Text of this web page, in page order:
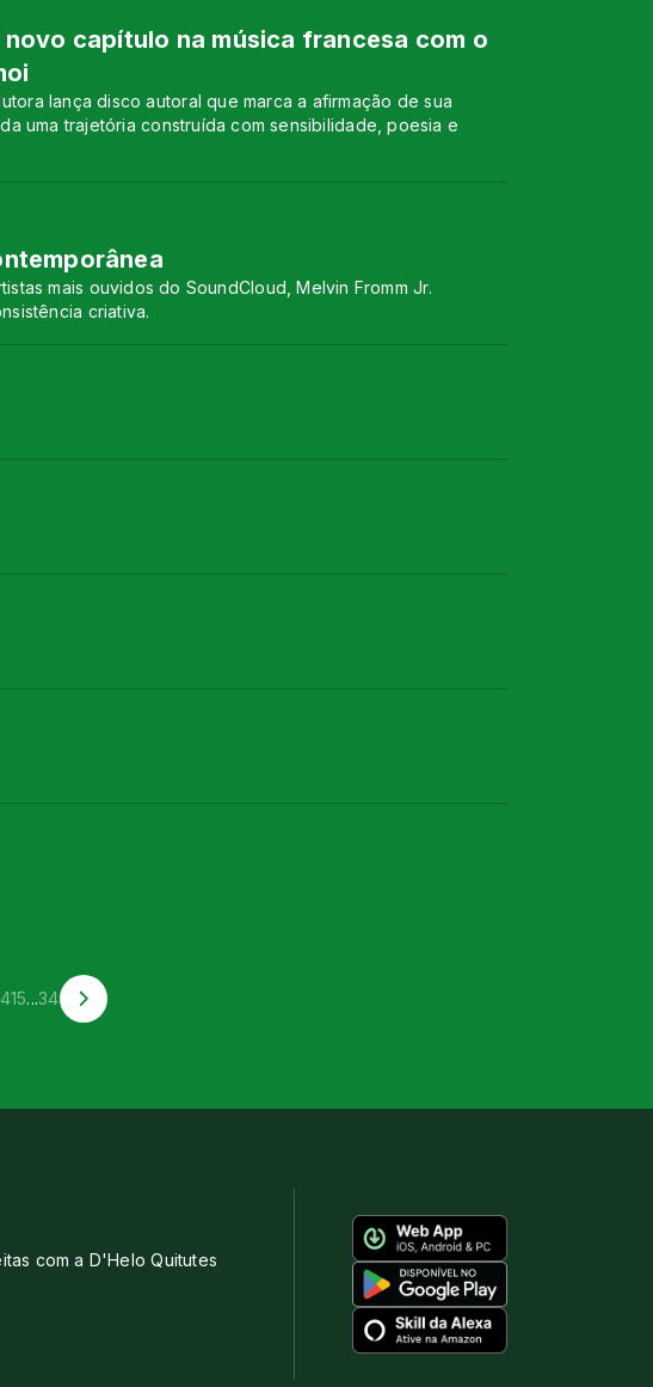
novo capítulo na música francesa com o
lança disco autoral que marca a afirmação de sua
uma trajetória construída com sensibilidade, poesia e
mais ouvidos do SoundCloud, Melvin Fromm Jr.
criativa.
15...34
com a D'Helo Quitutes